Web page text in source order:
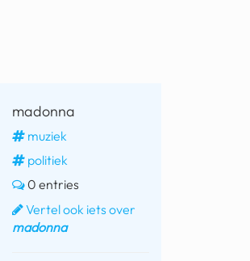
bakelse princess taart
dunkin donuts
ryanair
dpd
madonna
muziek
politiek
0 entries
Vertel ook iets over
madonna